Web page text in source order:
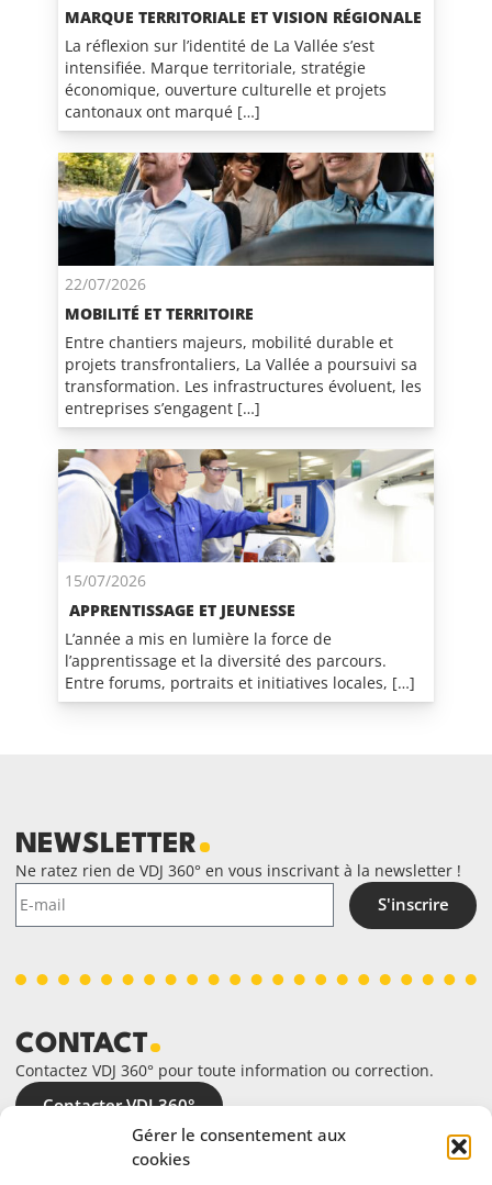
Gérer le consentement aux
cookies
MARQUE TERRITORIALE ET VISION RÉGIONALE
La réflexion sur l’identité de La Vallée s’est
intensifiée. Marque territoriale, stratégie
économique, ouverture culturelle et projets
cantonaux ont marqué […]
22/07/2026
MOBILITÉ ET TERRITOIRE
Entre chantiers majeurs, mobilité durable et
projets transfrontaliers, La Vallée a poursuivi sa
transformation. Les infrastructures évoluent, les
entreprises s’engagent […]
15/07/2026
APPRENTISSAGE ET JEUNESSE
L’année a mis en lumière la force de
l’apprentissage et la diversité des parcours.
Entre forums, portraits et initiatives locales, […]
NEWSLETTER
Ne ratez rien de VDJ 360° en vous inscrivant à la newsletter !
S'inscrire
CONTACT
Contactez VDJ 360° pour toute information ou correction.
Contacter VDJ 360°